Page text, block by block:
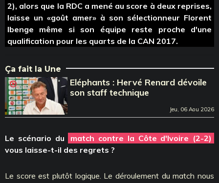
2), alors que la RDC a mené au score à deux reprises,
laisse un «goût amer» à son sélectionneur Florent
Ibenge même si son équipe reste proche d'une
qualification pour les quarts de la CAN 2017.
Ça fait la Une
Eléphants : Hervé Renard dévoile
son staff technique
Jeu, 06 Aou 2026
Le scénario du
match contre la Côte d'Ivoire (2-2)
vous laisse-t-il des regrets ?
Le score est plutôt logique. Le déroulement du match nous